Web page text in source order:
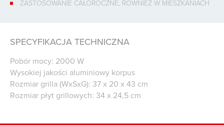
ZASTOSOWANIE CAŁOROCZNE, RÓWNIEŻ W MIESZKANIACH
SPECYFIKACJA TECHNICZNA
Pobór mocy: 2000 W
Wysokiej jakości aluminiowy korpus
Rozmiar grilla (WxSxG): 37 x 20 x 43 cm
Rozmiar płyt grillowych: 34 x 24,5 cm